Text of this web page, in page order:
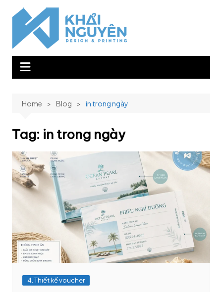
Home Blog in trong ngày
Tag: in trong ngày
4. Thiết kế voucher